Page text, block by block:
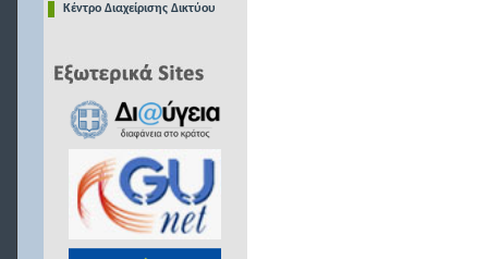
Κέντρο Διαχείρισης Δικτύου